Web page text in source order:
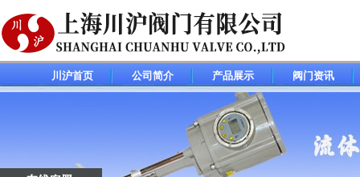
川沪首页 公司简介 产品展示 阀门资讯